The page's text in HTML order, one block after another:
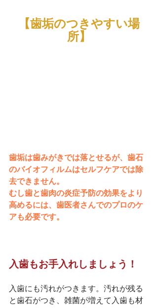
【歯垢のつきやすい場
所】
歯垢は歯みがきでは落とせるが、歯石
のバイオフィルムはセルフケアでは除
去できません。
むし歯と歯肉の炎症予防の効果をより
高めるには、歯医者さんでのプロのケ
アも必要です。
入歯もお手入れしましょう！
入歯にも汚れがつきます。汚れが残る
と歯石がつき、雑菌が増えて入歯も材